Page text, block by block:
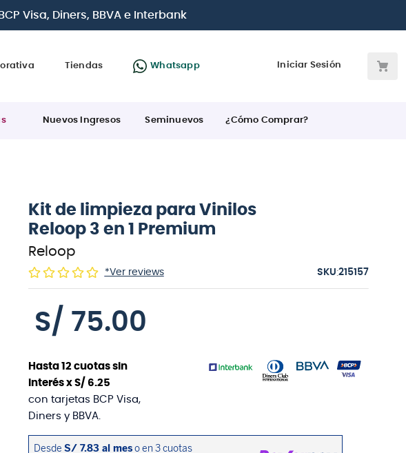
con todas las tarjetas de crédito
Tiendas Whatsapp Iniciar Sesión
Nuevos Ingresos Seminuevos ¿Cómo Comprar?
Kit de limpieza para Vinilos
Reloop 3 en 1 Premium
Reloop
*Ver reviews :215157
S/ 75.00
Hasta 12cuotas sin
interés x S/ 6.25
con tarjetas BCP Visa,
Diners y BBVA.